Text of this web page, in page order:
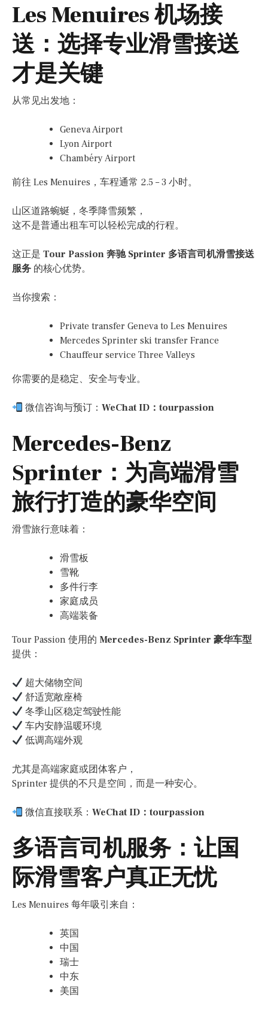
Les Menuires 机场接
送：选择专业滑雪接送
才是关键
从常见出发地：
Geneva Airport
Lyon Airport
Chambéry Airport
前往 Les Menuires，车程通常 2.5 – 3 小时。
山区道路蜿蜒，冬季降雪频繁，
这不是普通出租车可以轻松完成的行程。
这正是 Tour Passion 奔驰 Sprinter 多语言司机滑雪接送
服务 的核心优势。
当你搜索：
Private transfer Geneva to Les Menuires
Mercedes Sprinter ski transfer France
Chauffeur service Three Valleys
你需要的是稳定、安全与专业。
微信咨询与预订：WeChat ID：tourpassion
Mercedes-Benz
Sprinter：为高端滑雪
旅行打造的豪华空间
滑雪旅行意味着：
滑雪板
雪靴
多件行李
家庭成员
高端装备
Tour Passion 使用的 Mercedes-Benz Sprinter 豪华车型
提供：
超大储物空间
舒适宽敞座椅
冬季山区稳定驾驶性能
车内安静温暖环境
低调高端外观
尤其是高端家庭或团体客户，
Sprinter 提供的不只是空间，而是一种安心。
微信直接联系：WeChat ID：tourpassion
多语言司机服务：让国
际滑雪客户真正无忧
Les Menuires 每年吸引来自：
英国
中国
瑞士
中东
美国